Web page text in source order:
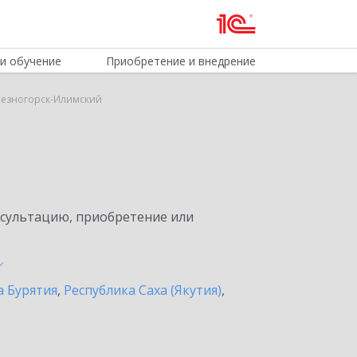
обучение Приобретение и внедрение
Илимский
приобретение или
Бурятия, Республика Саха (Якутия),